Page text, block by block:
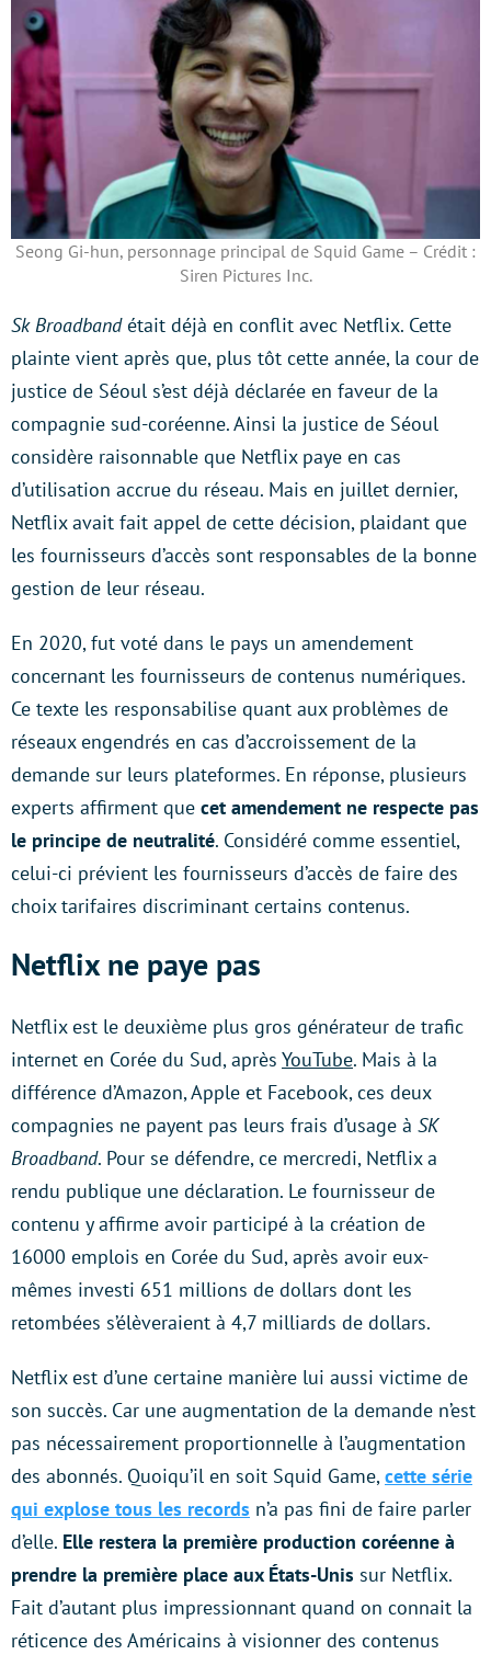
Seong Gi-hun, personnage principal de Squid Game – Crédit :
Siren Pictures Inc.
Sk Broadbandétait déjà en conflit avec Netflix. Cette
plainte vient après que, plus tôt cette année, la cour de
justice de Séoul s’est déjà déclarée en faveur de la
compagnie sud-coréenne. Ainsi la justice de Séoul
considère raisonnable que Netflix paye en cas
d’utilisation accrue du réseau. Mais en juillet dernier,
Netflix avait fait appel de cette décision, plaidant que
les fournisseurs d’accès sont responsables de la bonne
gestion de leur réseau.
En 2020, fut voté dans le pays un amendement
concernant les fournisseurs de contenus numériques.
Ce texte les responsabilise quant aux problèmes de
réseaux engendrés en cas d’accroissement de la
demande sur leurs plateformes. En réponse, plusieurs
experts affirment que cet amendement ne respecte pas
le principe de neutralité. Considéré comme essentiel,
celui-ci prévient les fournisseurs d’accès de faire des
choix tarifaires discriminant certains contenus.
Netflix ne paye pas
Netflix est le deuxième plus gros générateur de trafic
internet en Corée du Sud, après YouTube. Mais à la
différence d’Amazon, Apple et Facebook, ces deux
compagnies ne payent pas leurs frais d’usage à SK
Broadband. Pour se défendre, ce mercredi, Netflix a
rendu publique une déclaration. Le fournisseur de
contenu y affirme avoir participé à la création de
16000 emplois en Corée du Sud, après avoir eux-
mêmes investi 651 millions de dollars dont les
retombées s’élèveraient à 4,7 milliards de dollars.
Netflix est d’une certaine manière lui aussi victime de
son succès. Car une augmentation de la demande n’est
pas nécessairement proportionnelle à l’augmentation
des abonnés. Quoiqu’il en soit Squid Game,cette série
qui explose tous les records n’a pas fini de faire parler
d’elle. Elle restera la première production coréenne à
prendre la première place aux États-Unis sur Netflix.
Fait d’autant plus impressionnant quand on connait la
réticence des Américains à visionner des contenus